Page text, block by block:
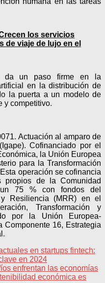
los servicios
de viaje de lujo en el
da un paso firme en la
en la distribución de
la puerta a un modelo de
y competitivo.
Actuación al amparo de
Cofinanciado por el
la Unión Europea
para la Transformación
operación se cofinancia
de la Comunidad
75 % con fondos del
Resiliencia (MRR) en el
Transformación y
por la Unión Europea-
Componente 16, Estrategia
en startups fintech:
en 2024
enfrentan las economías
económica es